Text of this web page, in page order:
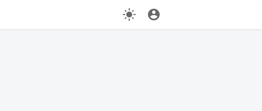
light_mode account_circle